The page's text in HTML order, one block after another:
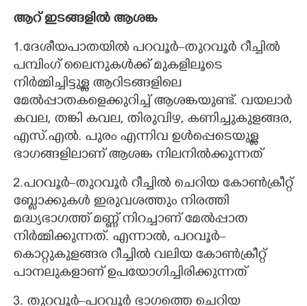
ആറ് ഇടങ്ങളിൽ ആശങ്ക
1.ദേശീയപാതയിൽ പറവൂർ–തുറവൂർ റീച്ചിൽ
പമ്പിംഗ് ലൈനുകൾക്ക് മുകളിലൂടെ
നിർമ്മിച്ചിട്ടുള്ള ആറിടങ്ങളിലെ
മേൽപ്പാതകളെക്കുറിച്ച് ആശങ്കയുണ്ട്. വയലാർ
കവല, തങ്കി കവല, തിരുവിഴ, കണിച്ചുകുളങ്ങര,
എസ്.എൽ. പുരം എന്നിവ ഉൾപ്പെടെയുള്ള
ഭാഗങ്ങളിലാണ് ആശങ്ക നിലനിൽക്കുന്നത്
2.പറവൂർ–തുറവൂർ റീച്ചിൽ ചെറിയ കോൺക്രീറ്റ്
ബ്ലോക്കുകൾ ഇരുവശത്തും നിരത്തി
മദ്ധ്യഭാഗത്ത് മണ്ണ് നിറച്ചാണ് മേൽപ്പാത
നിർമ്മിക്കുന്നത്. എന്നാൽ,​ പറവൂർ–
കൊറ്റുകുളങ്ങര റീച്ചിൽ വലിയ കോൺക്രീറ്റ്
പാനലുകളാണ് ഉപയോഗിച്ചിരിക്കുന്നത്
3. തുറവൂർ–പറവൂർ ഭാഗത്തെ ചെറിയ